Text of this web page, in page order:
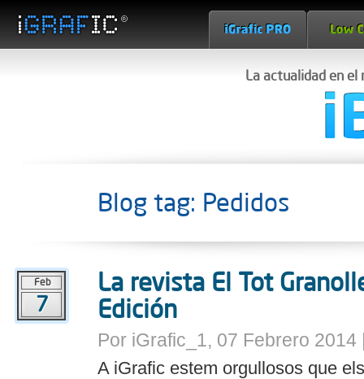
La actualidad en el
Blog tag: Pedidos
Feb
7
La revista El Tot
Edición
Por iGrafic_1, 07 Febrero
A iGrafic estem orgullosos que